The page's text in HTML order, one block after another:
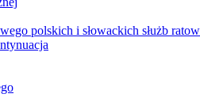
polskich i słowackich służb